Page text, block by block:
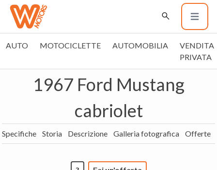
AUTO MOTOCICLETTE AUTOMOBILIA
VENDITA
PRIVATA
1967 Ford Mustang
cabriolet
Specifiche Storia Descrizione Galleria fotografica Offerte